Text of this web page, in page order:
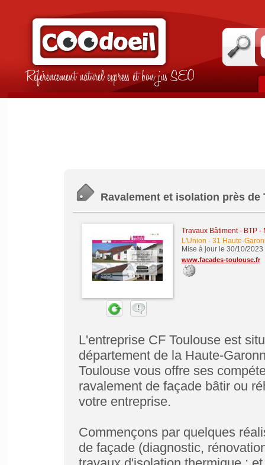
Référencement naturel express et bon jus SEO
Ravalement et isolation près de
Travaux Bâtiment - BTP
L'Union - 31 Haute-
Mise à jour le 30/10/2023
www.facades-toulouse.fr
L'entreprise CF Toulouse est
département de la Haute-
Toulouse vous offre ses
ravalement de façade bâtir ou
votre entreprise.
Commençons par quelques
de façade (diagnostic,